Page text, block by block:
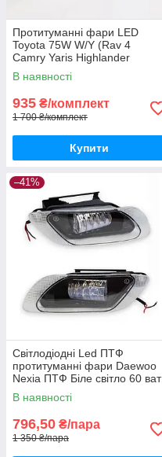
Протитуманні фари LED
Toyota 75W W/Y (Rav 4
Camry Yaris Highlander
Corolla Lexus RX)
В наявності
935 ₴/комплект
1 700 ₴/комплект
Купити
–41%
Світлодіодні Led ПТФ
протитуманні фари Daewoo
Nexia ПТФ Біле світло 60 ват
В наявності
796,50 ₴/пара
1 350 ₴/пара